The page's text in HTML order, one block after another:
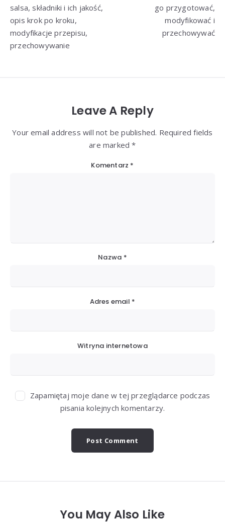
salsa, składniki i ich jakość,
opis krok po kroku,
modyfikacje przepisu,
przechowywanie
go przygotować,
modyfikować i
przechowywać
Leave A Reply
Your email address will not be published. Required fields
are marked *
Komentarz *
Nazwa *
Adres email *
Witryna internetowa
Zapamiętaj moje dane w tej przeglądarce podczas
pisania kolejnych komentarzy.
You May Also Like